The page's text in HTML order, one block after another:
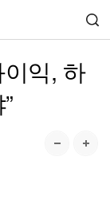
익, 하